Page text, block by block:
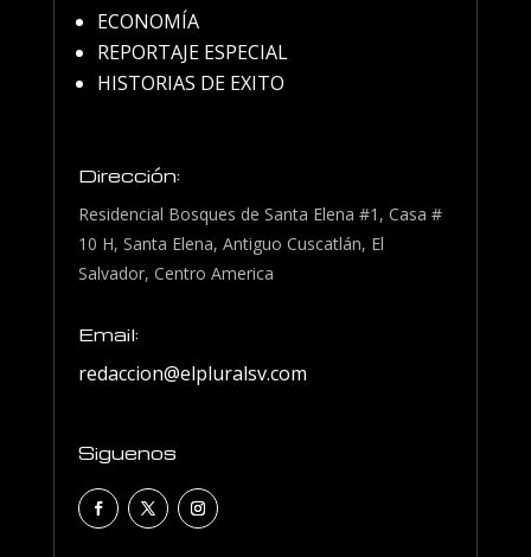
ECONOMÍA
REPORTAJE ESPECIAL
HISTORIAS DE EXITO
Dirección:
Residencial Bosques de Santa Elena #1, Casa #
10 H, Santa Elena, Antiguo Cuscatlán, El
Salvador, Centro America
Email:
redaccion@elpluralsv.com
Siguenos